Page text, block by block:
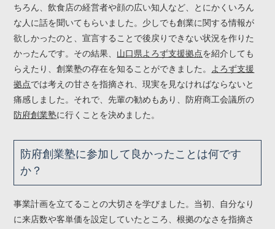
ちろん、飲食店の経営者や顔の広い知人など、とにかくいろん
な人に話を聞いてもらいました。少しでも創業に関する情報が
欲しかったのと、宣言することで後戻りできない状況を作りた
かったんです。その結果、 山口県よろず支援拠点を紹介しても
らえたり、創業塾の存在を知ることができました。 よろず支援
拠点では考えの甘さを指摘され、現実を見なければならないと
痛感しました。それで、先輩の勧めもあり、防府商工会議所の
防府創業塾に行くことを決めました。
防府創業塾に参加して良かったことは何です
か？
事業計画を立てることの大切さを学びました。当初、自分なり
に来店数や客単価を設定していたところ、根拠のなさを指摘さ